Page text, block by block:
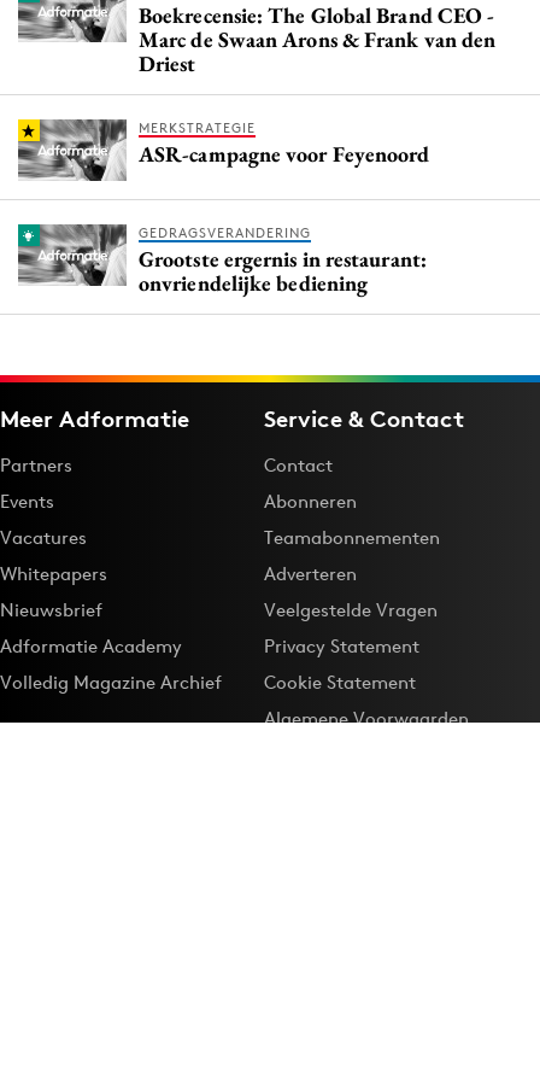
Boekrecensie: The Global Brand CEO -
Marc de Swaan Arons & Frank van den
Driest
MERKSTRATEGIE
ASR-campagne voor Feyenoord
GEDRAGSVERANDERING
Grootste ergernis in restaurant:
onvriendelijke bediening
Meer Adformatie
Partners
Events
Vacatures
Whitepapers
Nieuwsbrief
Adformatie Academy
Volledig Magazine Archief
Service & Contact
Contact
Abonneren
Teamabonnementen
Adverteren
Veelgestelde Vragen
Privacy Statement
Cookie Statement
Algemene Voorwaarden